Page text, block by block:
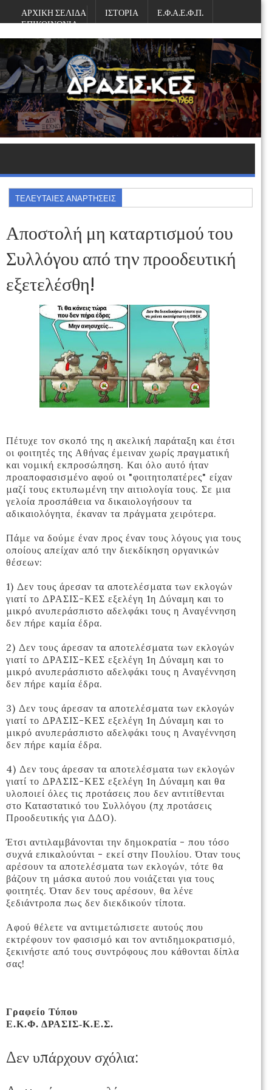
ΑΡΧΙΚΗ ΣΕΛΙΔΑ ΙΣΤΟΡΙΑ
Ε.Φ.Α.Ε.Φ.Π.
ΕΠΙΚΟΙΝΩΝΙΑ
Σάββατο, Αυγούστου 08, 2026
ΤΕΛΕΥΤΑΙΕΣ ΑΝΑΡΤΗΣΕΙΣ
Αποστολή μη καταρτισμού του
Συλλόγου από την προοδευτική
εξετελέσθη!
Πέτυχε τον σκοπό της η ακελική παράταξη και έτσι
οι φοιτητές της Αθήνας έμειναν χωρίς πραγματική
και νομική εκπροσώπηση. Και όλο αυτό ήταν
προαποφασισμένο αφού οι "φοιτητοπατέρες" είχαν
μαζί τους εκτυπωμένη την αιτιολογία τους. Σε μια
γελοία προσπάθεια να δικαιολογήσουν τα
αδικαιολόγητα, έκαναν τα πράγματα χειρότερα.
Πάμε να δούμε έναν προς έναν τους λόγους για τους
οποίους απείχαν από την διεκδίκηση οργανικών
θέσεων:
1) Δεν τους άρεσαν τα αποτελέσματα των εκλογών
γιατί το ΔΡΑΣΙΣ-ΚΕΣ εξελέγη 1η Δύναμη και το
μικρό ανυπεράσπιστο αδελφάκι τους η Αναγέννηση
δεν πήρε καμία έδρα.
2) Δεν τους άρεσαν τα αποτελέσματα των εκλογών
γιατί το ΔΡΑΣΙΣ-ΚΕΣ εξελέγη 1η Δύναμη και το
μικρό ανυπεράσπιστο αδελφάκι τους η Αναγέννηση
δεν πήρε καμία έδρα.
3) Δεν τους άρεσαν τα αποτελέσματα των εκλογών
γιατί το ΔΡΑΣΙΣ-ΚΕΣ εξελέγη 1η Δύναμη και το
μικρό ανυπεράσπιστο αδελφάκι τους η Αναγέννηση
δεν πήρε καμία έδρα.
4) Δεν τους άρεσαν τα αποτελέσματα των εκλογών
γιατί το ΔΡΑΣΙΣ-ΚΕΣ εξελέγη 1η Δύναμη και θα
υλοποιεί όλες τις προτάσεις που δεν αντιτίθενται
στο Καταστατικό του Συλλόγου (πχ προτάσεις
Προοδευτικής για ΔΔΟ).
Έτσι αντιλαμβάνονται την δημοκρατία - που τόσο
συχνά επικαλούνται - εκεί στην Πουλίου. Όταν τους
αρέσουν τα αποτελέσματα των εκλογών, τότε θα
βάζουν τη μάσκα αυτού που νοιάζεται για τους
φοιτητές. Όταν δεν τους αρέσουν, θα λένε
ξεδιάντροπα πως δεν διεκδικούν τίποτα.
Αφού θέλετε να αντιμετώπισετε αυτούς που
εκτρέφουν τον φασισμό και τον αντιδημοκρατισμό,
ξεκινήστε από τους συντρόφους που κάθονται δίπλα
σας!
Γραφείο Τύπου
Ε.Κ.Φ. ΔΡΑΣΙΣ-Κ.Ε.Σ.
Δεν υπάρχουν σχόλια: